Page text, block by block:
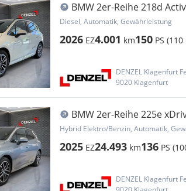
BMW 2er-Reihe 218d
Diesel, Automatik, Gewährleistung
2026 EZ4.001 km150 PS (110
9020 Klagenfurt
BMW 2er-Reihe 225e
Aut.
Hybrid Elektro/Benzin, Automatik,
2025 EZ24.493 km136 PS